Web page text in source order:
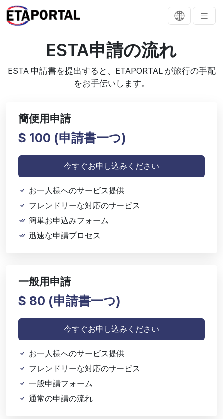
ESTA申請の流れ
ESTA 申請書を提出すると、ETAPORTAL が旅行の手配
をお手伝いします。
簡便用申請
$ 100 (申請書一つ)
今すぐお申し込みください
お一人様へのサービス提供
フレンドリーな対応のサービス
簡単お申込みフォーム
迅速な申請プロセス
一般用申請
$ 80 (申請書一つ)
今すぐお申し込みください
お一人様へのサービス提供
フレンドリーな対応のサービス
一般申請フォーム
通常の申請の流れ